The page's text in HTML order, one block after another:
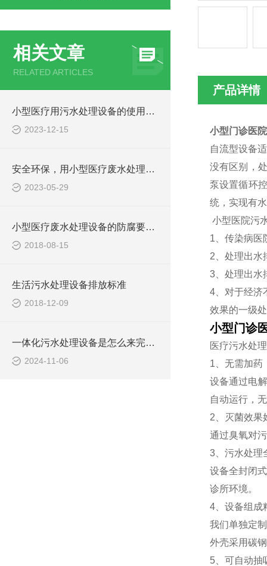
相关文章
RELATED ARTICLES
小型医疗用污水处理设备的使用注意事项
2023-12-15
安全环保，用小型医疗废水处理设备
2023-05-29
小型医疗废水处理设备的防腐要求你做到了吗
2018-08-15
生活污水处理设备排放标准
2018-12-09
一体化污水处理设备是怎么来完成污水处理工作的？
2024-11-06
产品详情
小型门诊医
自流型设备
没有区别，
泵设置循环
统，实现有
小型医院污
1、传染病医
2、处理出水
3、处理出水
4、对于经济
效果的一级
小型门诊
医疗污水处
1、无需加药
设备通过电
自动运行，
2、灭菌效果
通过臭氧对
3、污水处理
设备全封闭
诊所环境。
4、设备组成
我们单独定
外壳采用碳
5、可自动抽